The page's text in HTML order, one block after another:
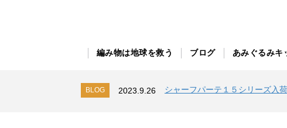
編み物は地球を救う ブログ あみぐるみキ
BLOG 2023.9.26 ボッティーズ入荷しました
BLOG 2023.9.27 編み寺で靴下ドン！